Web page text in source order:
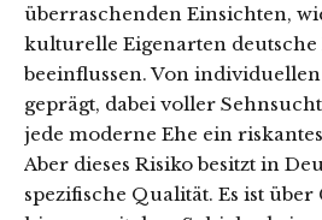
überraschenden Einsichten,
kulturelle Eigenarten deutsche
beeinflussen. Von
geprägt, dabei voller
jede moderne Ehe ein
Aber dieses Risiko besitzt in
spezifische Qualität. Es ist